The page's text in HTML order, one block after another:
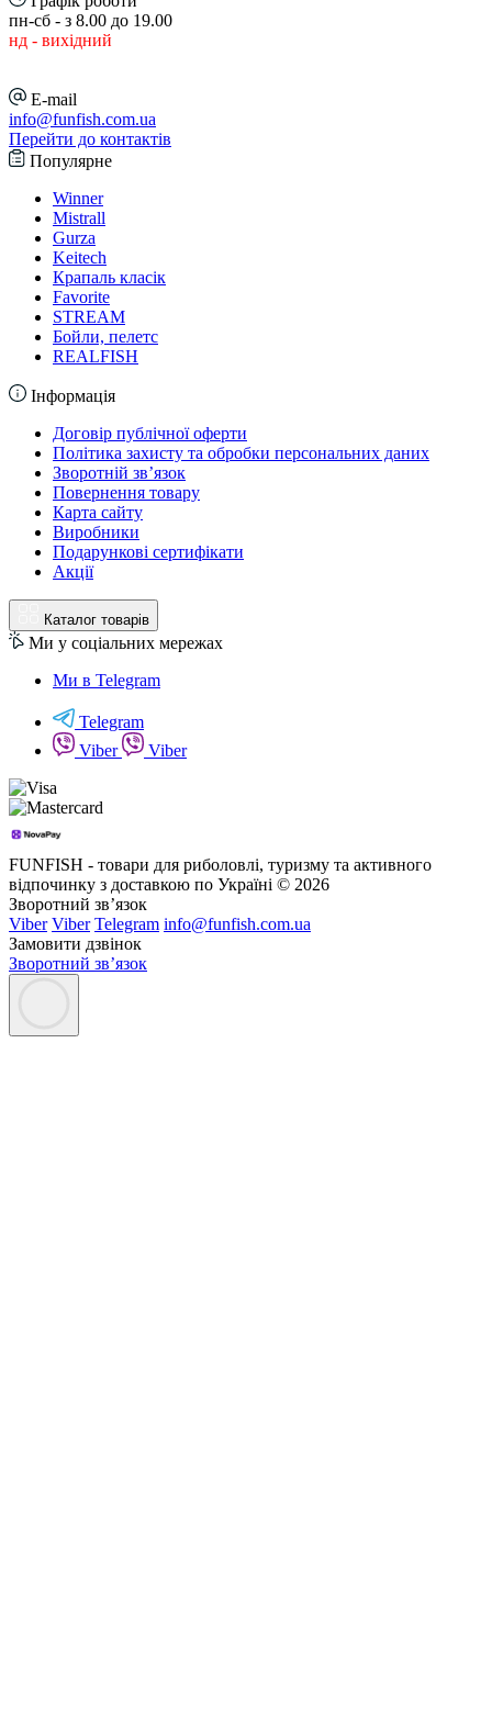
пн-сб - з 8.00 до 19.00
нд - вихідний
E-mail
info@funfish.com.ua
Перейти до контактів
Популярне
Winner
Mistrall
Gurza
Keitech
Крапаль класік
Favorite
STREAM
Бойли, пелетс
REALFISH
Інформація
Договір публічної оферти
Політика захисту та обробки персональних даних
Зворотній зв’язок
Повернення товару
Карта сайту
Виробники
Подарункові сертифікати
Акції
Каталог товарів
Ми у соціальних мережах
Ми в Telegram
Telegram
Viber
Viber
FUNFISH - товари для риболовлі, туризму та активного
відпочинку з доставкою по Україні © 2026
Зворотний зв’язок
Viber Viber Telegram info@funfish.com.ua
Замовити дзвінок
Зворотний зв’язок